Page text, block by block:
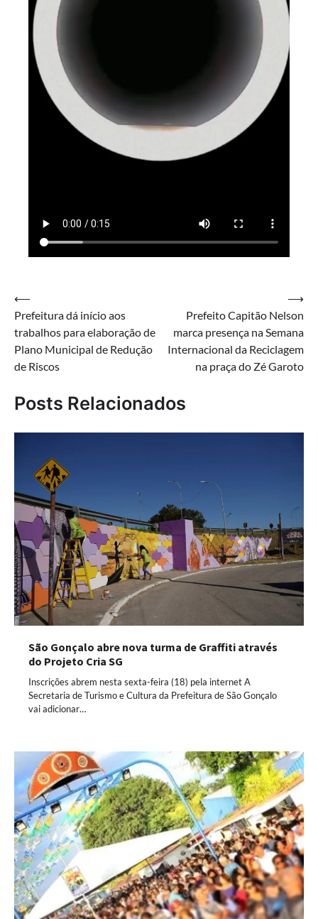
Navegação
de
Post
⟵
Prefeitura dá início aos
trabalhos para elaboração de
Plano Municipal de Redução
de Riscos
Prefeito Capitão Nelson
marca presença na Semana
Internacional da Reciclagem
na praça do Zé Garoto
⟶
Posts Relacionados
São Gonçalo abre nova turma de Graffiti através
do Projeto Cria SG
Inscrições abrem nesta sexta-feira (18) pela internet A
Secretaria de Turismo e Cultura da Prefeitura de São Gonçalo
vai adicionar…